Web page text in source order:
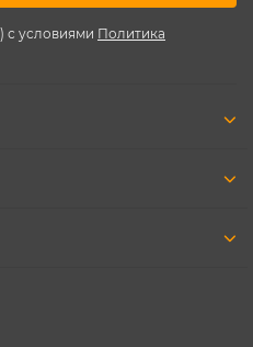
с условиями Политика